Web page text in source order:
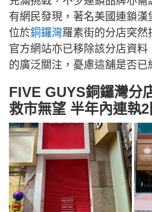
有網民發現，著名美國連鎖漢
位於銅鑼灣羅素街的分店突然
官方網站亦已移除該分店資
的廣泛關注，憂慮這舖是否已
FIVE GUYS銅鑼灣分
救市無望 半年內連執2